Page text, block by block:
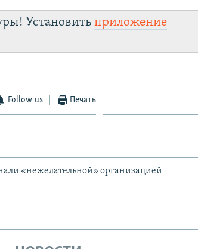
Установитьприложение
Follow us Печать
«нежелательной» организацией